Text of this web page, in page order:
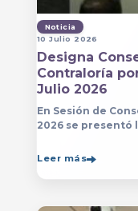
Noticia
10 Julio 2026
Designa
Contraloría
Julio 2026
En Sesión de
2026 se presentó
del Centro
Leer más